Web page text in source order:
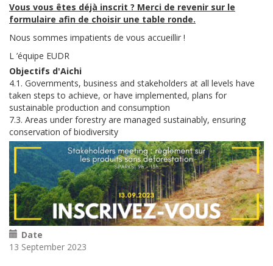
Vous vous êtes déjà inscrit ? Merci de revenir sur le
formulaire afin de choisir une table ronde.
Nous sommes impatients de vous accueillir !
L ’équipe EUDR
Objectifs d'Aichi
4.1. Governments, business and stakeholders at all levels have
taken steps to achieve, or have implemented, plans for
sustainable production and consumption
7.3. Areas under forestry are managed sustainably, ensuring
conservation of biodiversity
Date
13 September 2023